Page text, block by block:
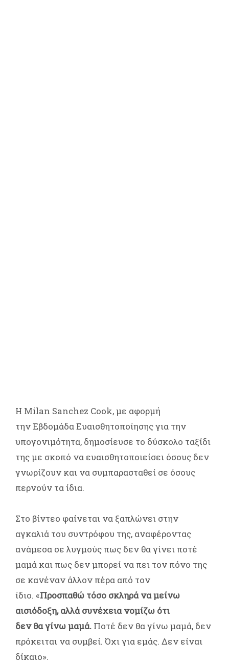
Η Milan Sanchez Cook, με αφορμή
την Εβδομάδα Ευαισθητοποίησης για την
υπογονιμότητα, δημοσίευσε το δύσκολο ταξίδι
της με σκοπό να ευαισθητοποιείσει όσους δεν
γνωρίζουν και να συμπαρασταθεί σε όσους
περνούν τα ίδια.
Στο βίντεο φαίνεται να ξαπλώνει στην
αγκαλιά του συντρόφου της, αναφέροντας
ανάμεσα σε λυγμούς πως δεν θα γίνει ποτέ
μαμά και πως δεν μπορεί να πει τον πόνο της
σε κανέναν άλλον πέρα από τον
ίδιο. «Προσπαθώ τόσο σκληρά να μείνω
αισιόδοξη, αλλά συνέχεια νομίζω ότι
δεν θα γίνω μαμά. Ποτέ δεν θα γίνω μαμά, δεν
πρόκειται να συμβεί. Όχι για εμάς. Δεν είναι
δίκαιο».